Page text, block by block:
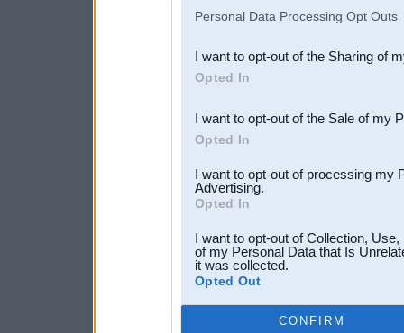
Downstream Participants
third parties.
Personal Data Processing Opt Outs
I want to opt-out of the Sharing of
Opted In
I want to opt-out of the Sale of my
Opted In
I want to opt-out of processing my
Advertising.
Opted In
I want to opt-out of Collection,
of my Personal Data that Is
it was collected.
Opted Out
CONFIRM